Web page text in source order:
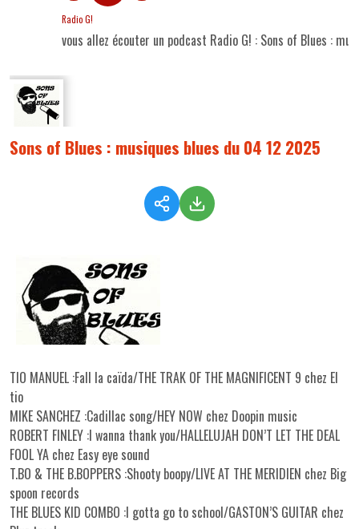
Radio G!
vous allez écouter un podcast Radio G! : Sons of Blues :
Sons of Blues : musiques blues du 04 12 2025
TIO MANUEL :Fall la caïda/THE TRAK OF THE MAGNIFICENT 9 chez El
tio
MIKE SANCHEZ :Cadillac song/HEY NOW chez Doopin music
ROBERT FINLEY :I wanna thank you/HALLELUJAH DON’T LET THE DEAL
FOOL YA chez Easy eye sound
T.BO & THE B.BOPPERS :Shooty boopy/LIVE AT THE MERIDIEN chez Big
spoon records
THE BLUES KID COMBO :I gotta go to school/GASTON’S GUITAR chez